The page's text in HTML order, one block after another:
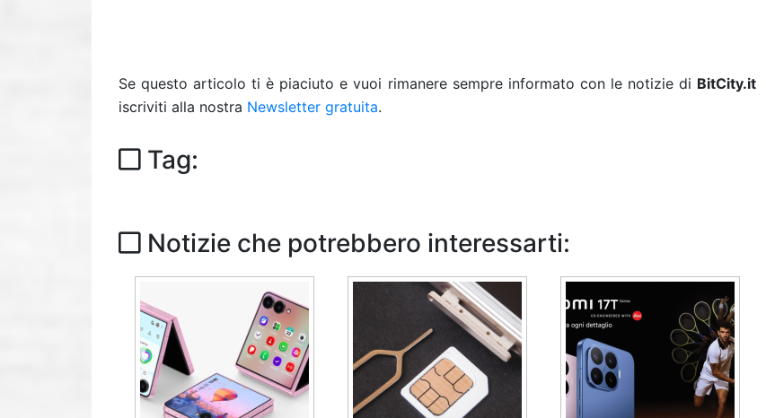
Se questo articolo ti è piaciuto e vuoi rimanere sempre informato con le notizie di BitCity.it
iscriviti alla nostra Newsletter gratuita.
Tag:
Notizie che potrebbero interessarti: